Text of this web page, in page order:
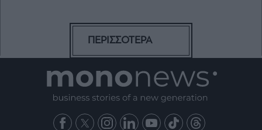
ΠΕΡΙΣΣΟΤΕΡΑ